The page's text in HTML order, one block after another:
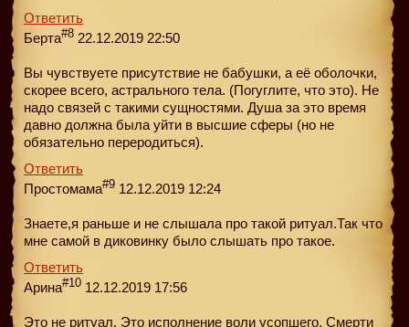
Ответить
Берта#8 22.12.2019 22:50
Вы чувствуете присутствие не бабушки, а её оболочки,
скорее всего, астрального тела. (Погуглите, что это). Не
надо связей с такими сущностями. Душа за это время
давно должна была уйти в высшие сферы (но не
обязательно переродиться).
Ответить
Простомама#9 12.12.2019 12:24
Знаете,я раньше и не слышала про такой ритуал.Так что
мне самой в диковинку было слышать про такое.
Ответить
Арина#10 12.12.2019 17:56
Это не ритуал. Это исполнение воли усопшего. Смерти